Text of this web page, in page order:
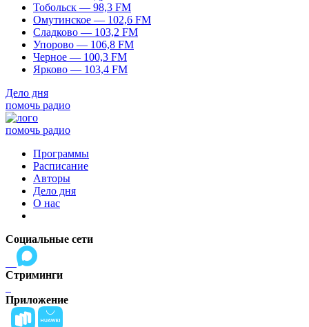
Тобольск — 98,3 FM
Омутинское — 102,6 FM
Сладково — 103,2 FM
Упорово — 106,8 FM
Черное — 100,3 FM
Ярково — 103,4 FM
Дело дня
помочь радио
помочь радио
Программы
Расписание
Авторы
Дело дня
О нас
Социальные сети
Стриминги
Приложение